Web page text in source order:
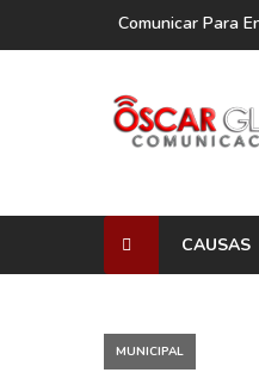
Comunicar Para
CAUSAS
MUNICIPAL